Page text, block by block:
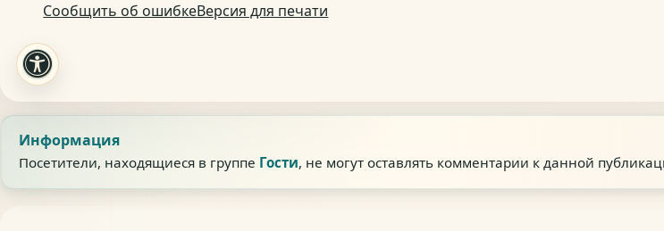
Сообщить об ошибкеВерсия для печати
Информация
Посетители, находящиеся в группе Гости, не могут оставлять комментарии к данной